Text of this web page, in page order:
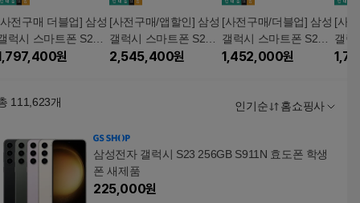
전구매 더블업] 삼성
럭시 스마트폰 S26
트라 256GB [SM-S9
원
[사전구매/앱할인] 삼성
갤럭시 스마트폰 S26
울트라 1TB 자급제 [S
2,545,400원
[사전구매/더블업] 삼성
갤럭시 스마트폰 S26+
256GB [SM-S947N] 자
1,452,000원
[사
갤럭
울트
111,623개 인기순 홈쇼핑사
삼성전자 갤럭시 S23 256GB S911N 효도폰 학생
폰 새제품
225,000원